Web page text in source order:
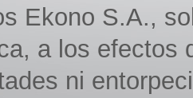
Ekono S.A.,
a los efectos
ni